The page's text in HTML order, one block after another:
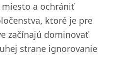
miesto a ochrániť
ktoré je pre
začínajú dominovať
strane ignorovanie